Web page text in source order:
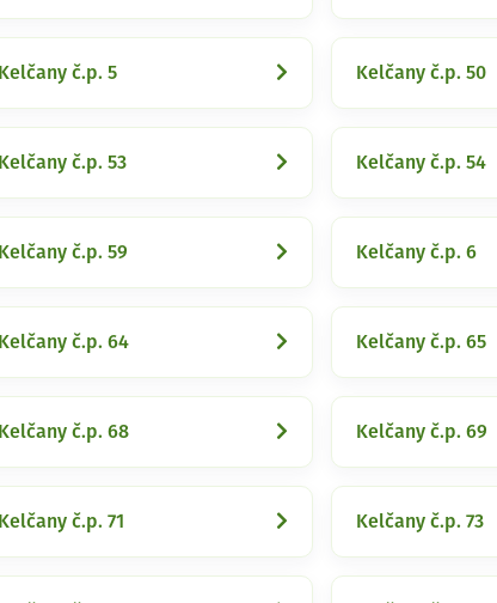
Kelčany č.p. 5 Kelčany č.p. 50
Kelčany č.p. 53 Kelčany č.p. 54
Kelčany č.p. 59 Kelčany č.p. 6
Kelčany č.p. 64 Kelčany č.p. 65
Kelčany č.p. 68 Kelčany č.p. 69
Kelčany č.p. 71 Kelčany č.p. 73